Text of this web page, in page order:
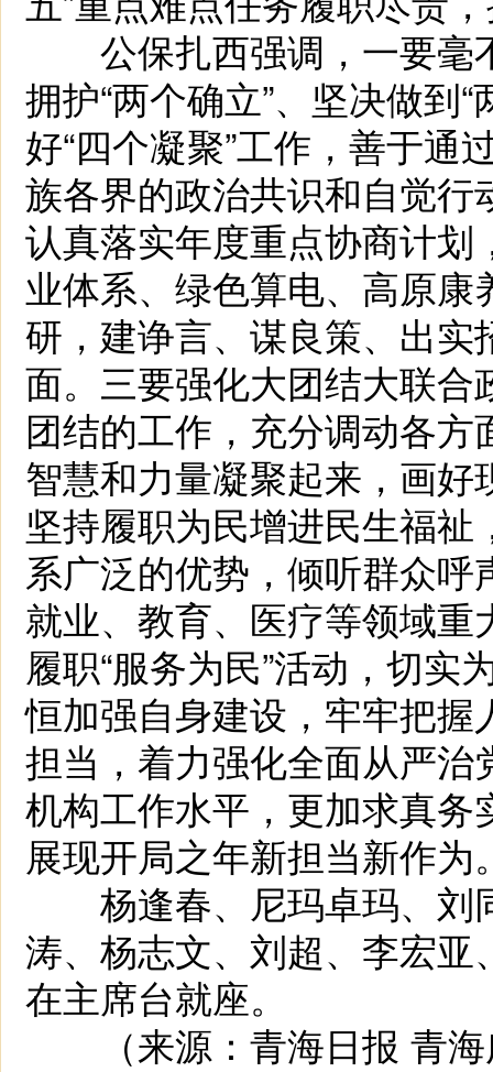
公保扎西强调，一要毫
拥护“两个确立”、坚决做到
好“四个凝聚”工作，善于通
族各界的政治共识和自觉
认真落实年度重点协商计
业体系、绿色算电、高原
研，建诤言、谋良策、出
面。三要强化大团结大联
团结的工作，充分调动各
智慧和力量凝聚起来，画
坚持履职为民增进民生福
系广泛的优势，倾听群众
就业、教育、医疗等领域
履职“服务为民”活动，切
恒加强自身建设，牢牢把
担当，着力强化全面从严
机构工作水平，更加求真
展现开局之年新担当新作为
杨逢春、尼玛卓玛、刘
涛、杨志文、刘超、李宏
在主席台就座。
（来源：青海日报 青海